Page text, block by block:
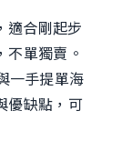
適合剛起步
不單獨賣。
一手提單海
優缺點，可